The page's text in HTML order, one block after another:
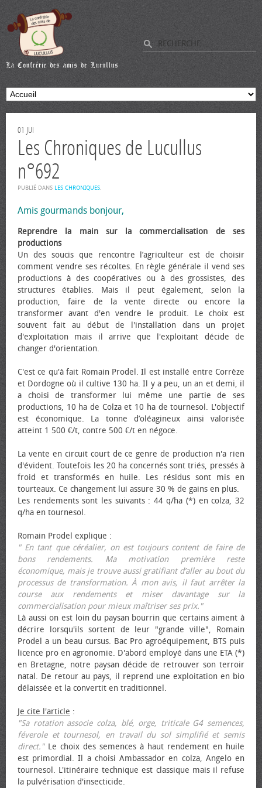
01 JUI
Les Chroniques de Lucullus
n°692
PUBLIÉ DANS LES CHRONIQUES.
Amis gourmands bonjour,
Reprendre la main sur la commercialisation de ses
productions
Un des soucis que rencontre l’agriculteur est de choisir
comment vendre ses récoltes. En règle générale il vend ses
productions à des coopératives ou à des grossistes, des
structures établies. Mais il peut également, selon la
production, faire de la vente directe ou encore la
transformer avant d'en vendre le produit. Le choix est
souvent fait au début de l'installation dans un projet
d'exploitation mais il arrive que l'exploitant décide de
changer d'orientation.
C'est ce qu'à fait Romain Prodel. Il est installé entre Corrèze
et Dordogne où il cultive 130 ha. Il y a peu, un an et demi, il
a choisi de transformer lui même une partie de ses
productions, 10 ha de Colza et 10 ha de tournesol. L'objectif
est économique. La tonne d’oléagineux ainsi valorisée
atteint 1 500 €/t, contre 500 €/t en négoce.
La vente en circuit court de ce genre de production n'a rien
d'évident. Toutefois les 20 ha concernés sont triés, pressés à
froid et transformés en huile. Les résidus sont mis en
tourteaux. Ce changement lui assure 30 % de gains en plus.
Les rendements sont les suivants : 44 q/ha (*) en colza, 32
q/ha en tournesol.
Romain Prodel explique :
" En tant que céréalier, on est toujours content de faire de
bons rendements. Ma motivation première reste
économique, mais je trouve aussi gratifiant d’aller au bout du
processus de transformation. À mon avis, il faut arrêter la
course aux rendements et miser davantage sur la
commercialisation pour mieux maîtriser ses prix."
Là aussi on est loin du paysan bourrin que certains aiment à
décrire lorsqu'ils sortent de leur "grande ville", Romain
Prodel a un beau cursus. Bac Pro agroéquipement, BTS puis
licence pro en agronomie. D'abord employé dans une ETA (*)
en Bretagne, notre paysan décide de retrouver son terroir
natal. De retour au pays, il reprend une exploitation en bio
délaissée et la convertit en traditionnel.
Je cite l'article :
"Sa rotation associe colza, blé, orge, triticale G4 semences,
féverole et tournesol, en travail du sol simplifié et semis
direct."Le choix des semences à haut rendement en huile
est primordial. Il a choisi Ambassador en colza, Angelo en
tournesol. L'itinéraire technique est classique mais il refuse
la pulvérisation d'insecticide.